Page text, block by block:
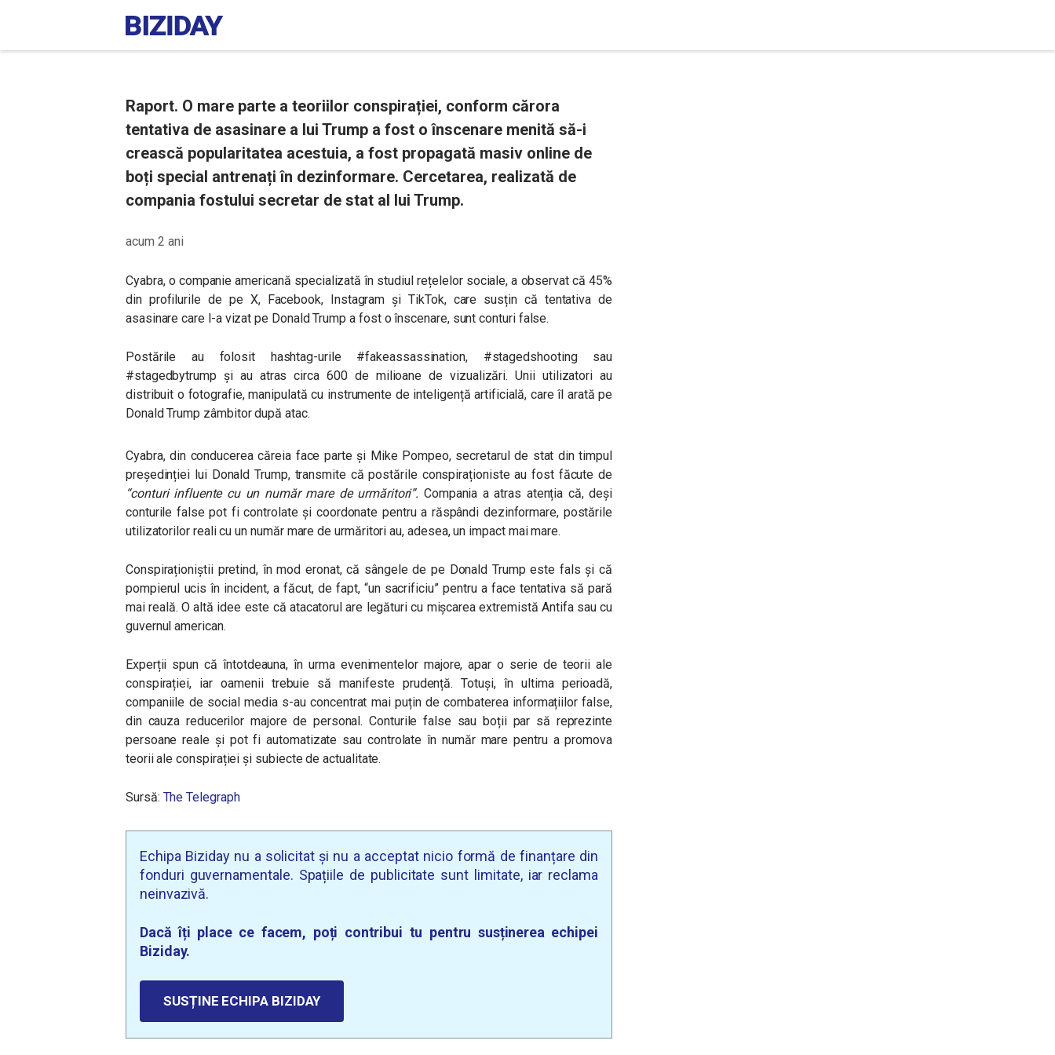
Raport. O mare parte a teoriilor conspirației, conform cărora
tentativa de asasinare a lui Trump a fost o înscenare menită să-i
crească popularitatea acestuia, a fost propagată masiv online de
boți special antrenați în dezinformare. Cercetarea, realizată de
compania fostului secretar de stat al lui Trump.
acum 2 ani
Cyabra, o companie americană specializată în studiul rețelelor sociale, a observat că 45%
din profilurile de pe X, Facebook, Instagram și TikTok, care susțin că tentativa de
asasinare care l-a vizat pe Donald Trump a fost o înscenare, sunt conturi false.
Postările au folosit hashtag-urile #fakeassassination, #stagedshooting sau
#stagedbytrump și au atras circa 600 de milioane de vizualizări. Unii utilizatori au
distribuit o fotografie, manipulată cu instrumente de inteligență artificială, care îl arată pe
Donald Trump zâmbitor după atac.
Cyabra, din conducerea căreia face parte și Mike Pompeo, secretarul de stat din timpul
președinției lui Donald Trump, transmite că postările conspiraționiste au fost făcute de
“conturi influente cu un număr mare de urmăritori”. Compania a atras atenția că, deși
conturile false pot fi controlate și coordonate pentru a răspândi dezinformare, postările
utilizatorilor reali cu un număr mare de urmăritori au, adesea, un impact mai mare.
Conspiraționiștii pretind, în mod eronat, că sângele de pe Donald Trump este fals și că
pompierul ucis în incident, a făcut, de fapt, “un sacrificiu” pentru a face tentativa să pară
mai reală. O altă idee este că atacatorul are legături cu mișcarea extremistă Antifa sau cu
guvernul american.
Experții spun că întotdeauna, în urma evenimentelor majore, apar o serie de teorii ale
conspirației, iar oamenii trebuie să manifeste prudență. Totuși, în ultima perioadă,
companiile de social media s-au concentrat mai puțin de combaterea informațiilor false,
din cauza reducerilor majore de personal. Conturile false sau boții par să reprezinte
persoane reale și pot fi automatizate sau controlate în număr mare pentru a promova
teorii ale conspirației și subiecte de actualitate.
Sursă: The Telegraph
Echipa Biziday nu a solicitat și nu a acceptat nicio formă de finanțare din
fonduri guvernamentale. Spațiile de publicitate sunt limitate, iar reclama
neinvazivă.
Dacă îți place ce facem, poți contribui tu pentru susținerea echipei
Biziday.
SUSȚINE ECHIPA BIZIDAY